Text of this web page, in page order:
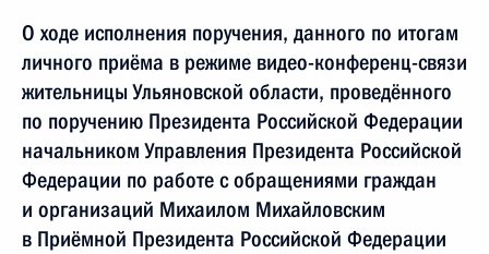
О ходе исполнения поручения, данного по итогам
личного приёма в режиме видео-конференц-связи
жительницы Ульяновской области, проведённого
по поручению Президента Российской Федерации
начальником Управления Президента Российской
Федерации по работе с обращениями граждан
и организаций Михаилом Михайловским
в Приёмной Президента Российской Федерации